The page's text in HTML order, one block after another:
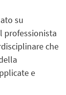
su
professionista
che
e